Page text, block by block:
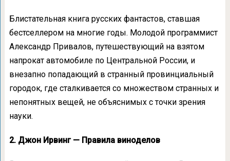
Блистательная книга русских фантастов, ставшая
бестселлером на многие годы. Молодой программист
Александр Привалов, путешествующий на взятом
напрокат автомобиле по Центральной России, и
внезапно попадающий в странный провинциальный
городок, где сталкивается со множеством странных и
непонятных вещей, не объяснимых с точки зрения
науки.
2. Джон Ирвинг — Правила виноделов